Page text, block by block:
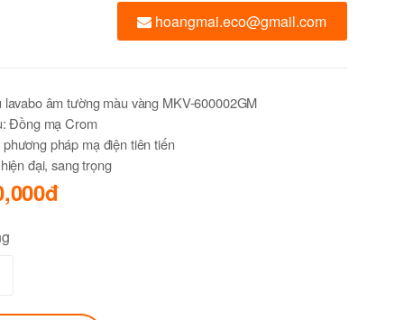
hoangmai.eco@gmail.com
lavabo âm tường màu vàng MKV-600002GM
Đồng mạ Crom
pháp mạ điện tiên tiến
đại, sang trọng